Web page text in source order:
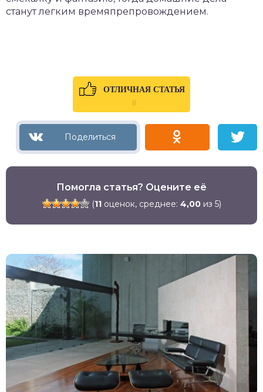
станут легким времяпрепровождением.
ОТЛИЧНАЯ СТАТЬЯ
0
Помогла статья? Оцените её
(11оценок, среднее: 4,00из 5)